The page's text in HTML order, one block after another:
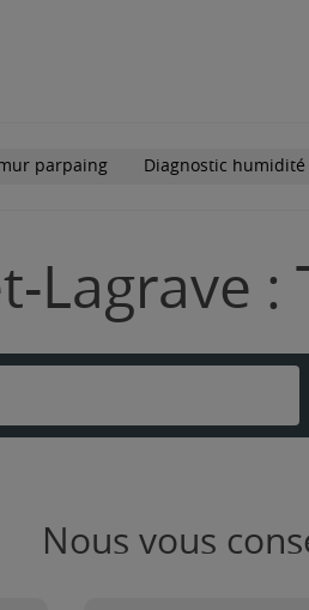
parpaing Diagnostic humidité
Lagrave
Nous vous